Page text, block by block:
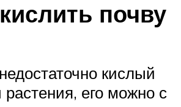
почву
кислый
его можно с